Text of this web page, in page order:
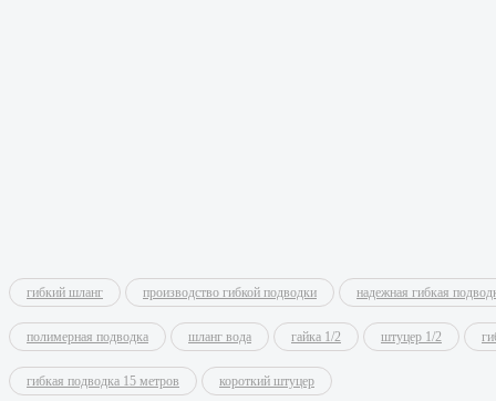
гибкий шланг производство гибкой подводки надежная гибкая
полимерная подводка шланг вода гайка 1/2 штуцер 1/2
гибкая подводка 15 метров короткий штуцер